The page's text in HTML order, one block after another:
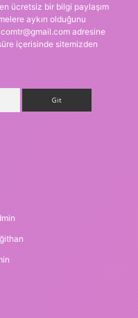
ücretsiz bir bilgi paylaşım
aykırı olduğunu
adresine
içerisinde sitemizden